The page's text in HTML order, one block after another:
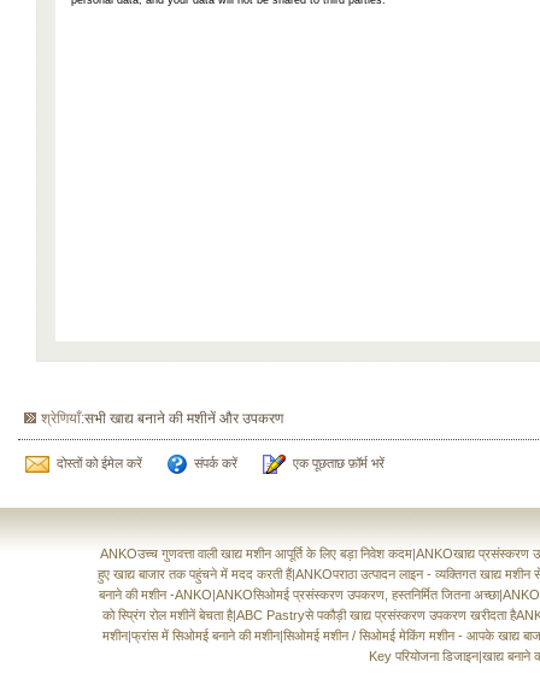
श्रेणियाँ:सभी खाद्य बनाने की मशीनें और उपकरण
दोस्तों को ईमेल करें संपर्क करें एक पूछताछ फ़ॉर्म भरें
ANKOउच्च गुणवत्ता वाली खाद्य मशीन आपूर्ति के लिए बड़ा निवेश कदम|ANKOखाद्य प्रसंस्करण
हुए खाद्य बाजार तक पहुंचने में मदद करती हैं|ANKOपराठा उत्पादन लाइन - व्यक्तिगत खाद्य मशीन
बनाने की मशीन -ANKO|ANKOसिओमई प्रसंस्करण उपकरण, हस्तनिर्मित जितना अच्छा|
को स्प्रिंग रोल मशीनें बेचता है|ABC Pastryसे पकौड़ी खाद्य प्रसंस्करण उपकरण खरीदता
मशीन|फ्रांस में सिओमई बनाने की मशीन|सिओमई मशीन / सिओमई मेकिंग मशीन - आपके खाद्य
Key परियोजना डिजाइन|खाद्य बनाने